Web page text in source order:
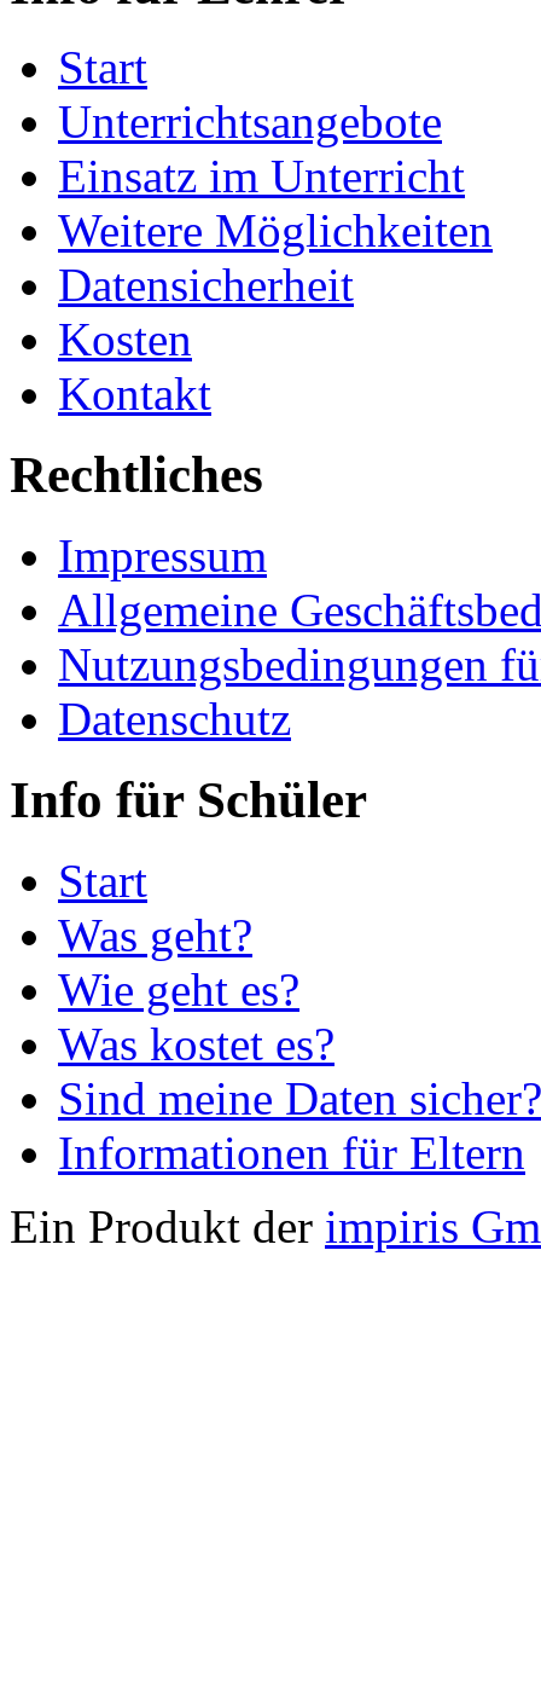
Start
Unterrichtsangebote
Einsatz im Unterricht
Weitere Möglichkeiten
Datensicherheit
Kosten
Kontakt
Rechtliches
Impressum
Allgemeine
Nutzungsbedingungen
Datenschutz
Info für Schüler
Start
Was geht?
Wie geht es?
Was kostet es?
Sind meine Daten sicher?
Informationen für Eltern
Ein Produkt der impiris